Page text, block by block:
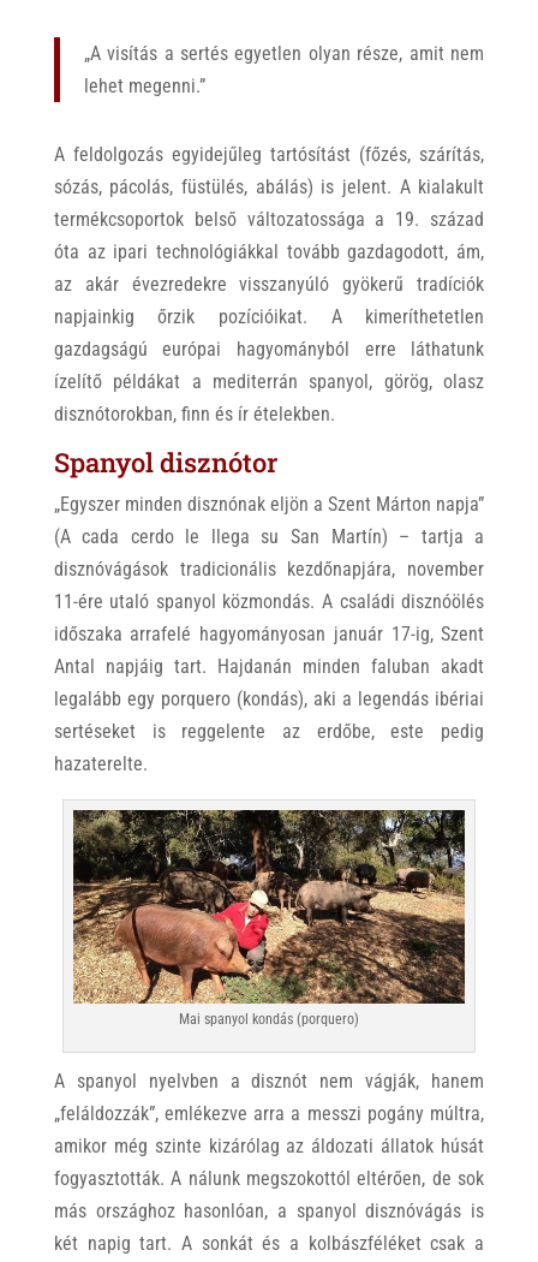
„A visítás a sertés egyetlen olyan része, amit nem
lehet megenni.”
A feldolgozás egyidejűleg tartósítást (főzés, szárítás,
sózás, pácolás, füstülés, abálás) is jelent. A kialakult
termékcsoportok belső változatossága a 19. század
óta az ipari technológiákkal tovább gazdagodott, ám,
az akár évezredekre visszanyúló gyökerű tradíciók
napjainkig őrzik pozícióikat. A kimeríthetetlen
gazdagságú európai hagyományból erre láthatunk
ízelítő példákat a mediterrán spanyol, görög, olasz
disznótorokban, finn és ír ételekben.
Spanyol disznótor
„Egyszer minden disznónak eljön a Szent Márton napja”
(A cada cerdo le llega su San Martín) – tartja a
disznóvágások tradicionális kezdőnapjára, november
11-ére utaló spanyol közmondás. A családi disznóölés
időszaka arrafelé hagyományosan január 17-ig, Szent
Antal napjáig tart. Hajdanán minden faluban akadt
legalább egy porquero (kondás), aki a legendás ibériai
sertéseket is reggelente az erdőbe, este pedig
hazaterelte.
Mai spanyol kondás (porquero)
A spanyol nyelvben a disznót nem vágják, hanem
„feláldozzák”, emlékezve arra a messzi pogány múltra,
amikor még szinte kizárólag az áldozati állatok húsát
fogyasztották. A nálunk megszokottól eltérően, de sok
más országhoz hasonlóan, a spanyol disznóvágás is
két napig tart. A sonkát és a kolbászféléket csak a